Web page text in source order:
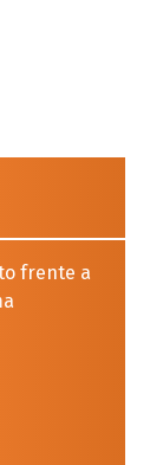
frente a